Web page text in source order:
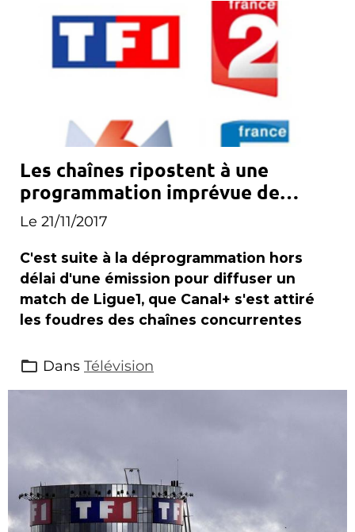
Les chaînes ripostent à une
programmation imprévue de
Canal+
Le 21/11/2017
C'est suite à la déprogrammation hors
délai d'une émission pour diffuser un
match de Ligue1, que Canal+ s'est attiré
les foudres des chaînes concurrentes
Dans Télévision